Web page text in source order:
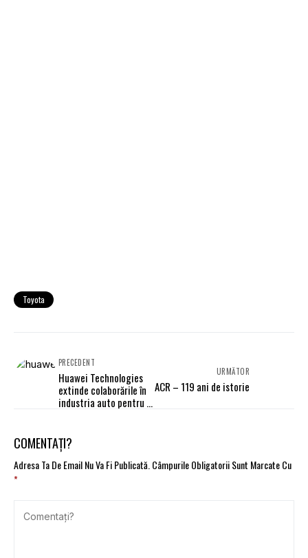
Toyota
PRECEDENT
Huawei Technologies
extinde colaborările în
industria auto pentru a
URMĂTOR
ACR – 119 ani de istorie
COMENTAȚI?
Adresa Ta De Email Nu Va Fi Publicată.Câmpurile Obligatorii Sunt Marcate Cu
*